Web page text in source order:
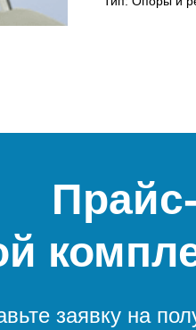
заявку на